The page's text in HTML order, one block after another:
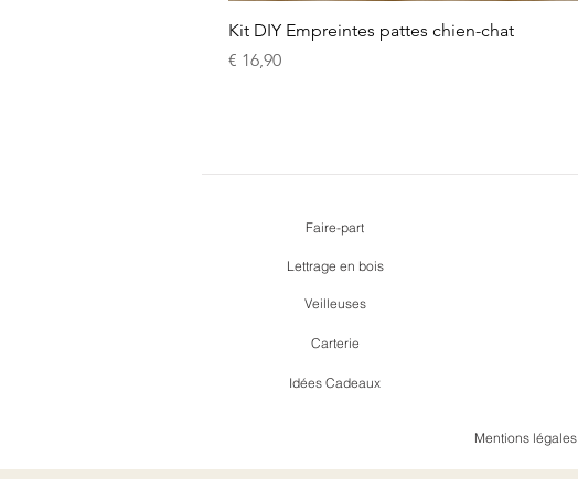
Kit DIY Empreintes pattes chien-chat
Prijs
€ 16,90
Faire-part
Veilleuses
Lettrage en bois
Carterie
Idées Cadeaux
Mentions légales